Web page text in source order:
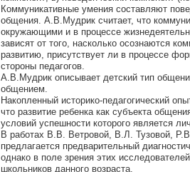
Коммуникативные умения составляют
общения. А.В.Мудрик считает, что
окружающими и в процессе
зависят от того, насколько осознаются
развитию, присутствует ли в процессе
стороны педагогов.
А.В.Мудрик описывает детский тип
общением.
Накопленный историко-педагогический
что развитие ребенка как субъекта
условий успешности которого является
В работах В.В. Ветровой, В.Л. Тузовой,
предлагается предварительный
однако в поле зрения этих
школьников данного возраста.